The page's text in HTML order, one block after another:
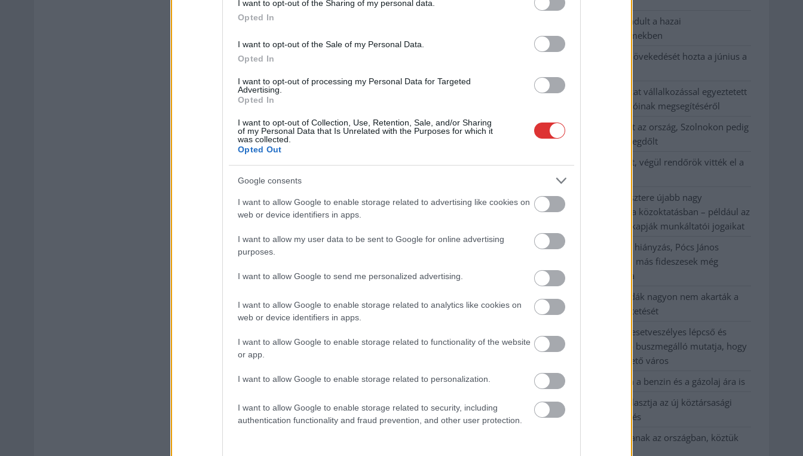
I want to opt-out of the Sharing of my personal data.
Opted In
I want to opt-out of the Sale of my Personal Data.
Opted In
I want to opt-out of processing my Personal Data for Targeted
Advertising.
Opted In
I want to opt-out of Collection, Use, Retention, Sale, and/or Sharing
of my Personal Data that Is Unrelated with the Purposes for which it
was collected.
Opted Out
Google consents
I want to allow Google to enable storage related to advertising like cookies on
web or device identifiers in apps.
I want to allow my user data to be sent to Google for online advertising
purposes.
I want to allow Google to send me personalized advertising.
I want to allow Google to enable storage related to analytics like cookies on
web or device identifiers in apps.
I want to allow Google to enable storage related to functionality of the website
or app.
I want to allow Google to enable storage related to personalization.
I want to allow Google to enable storage related to security, including
authentication functionality and fraud prevention, and other user protection.
Országos ellenőrzés indult a hazai
akkumulátoripari üzemekben
Az idei év leglassabb növekedését hozta a június a
Györfi Mihály több tucat vállalkozással egyeztetett
a kerékpárgyár dolgozóinak megsegítéséről
41 fok fölé forrósodott az ország, Szolnokon pedig
egy másik rekord is megdőlt
Egy telefonhívást akart, végül rendőrök vitték el a
mezőtúri férfit
A Tisza kormány minisztere újabb nagy
változásokról döntött a közoktatásban – például az
iskolaigazgatók visszakapják munkáltatói jogaikat
Sok volt az igazolatlan hiányzás, Pócs János
fizetéslevonást kapott, más fideszesek még
kevesebbet vittek haza
A Szolnok megyei gazdák nagyon nem akarták a
JÉGER további üzemeltetését
Csendélet 5.0: alig balesetveszélyes lépcső és
remek állapotban levő buszmegálló mutatja, hogy
Szolnok mennyire élhető város
Pénteken újra csökken a benzin és a gázolaj ára is
Napokon belül megválasztja az új köztársasági
elnököt az Országgyűlés
Kiterjedt tüzek pusztítanak az országban, köztük